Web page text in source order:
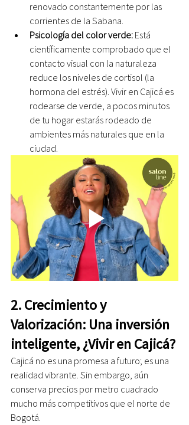
renovado constantemente por las
corrientes de la Sabana.
Psicología del color verde: Está
científicamente comprobado que el
contacto visual con la naturaleza
reduce los niveles de cortisol (la
hormona del estrés). Vivir en Cajicá es
rodearse de verde, a pocos minutos
de tu hogar estarás rodeado de
ambientes más naturales que en la
ciudad.
2. Crecimiento y
Valorización: Una inversión
inteligente, ¿Vivir en Cajicá?
Cajicá no es una promesa a futuro; es una
realidad vibrante. Sin embargo, aún
conserva precios por metro cuadrado
mucho más competitivos que el norte de
Bogotá.